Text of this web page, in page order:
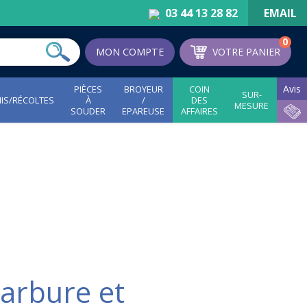
03 44 13 28 82 EMAIL
MON COMPTE VOTRE PANIER
0
RÉCOLTES
PIÈCES
À
SOUDER
BROYEUR
/
EPAREUSE
COIN
DES
AFFAIRES
SUR-
MESURE
Avis
et